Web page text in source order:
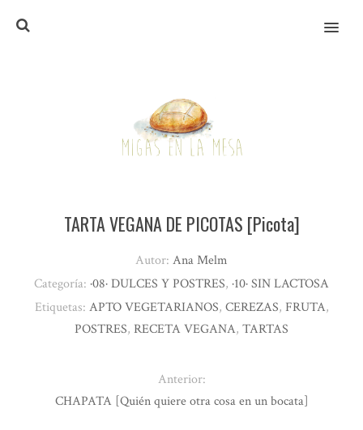
MENU
TARTA VEGANA DE PICOTAS [Picota]
Autor: Ana Melm
Categoría: ·08· DULCES Y POSTRES, ·10· SIN LACTOSA
Etiquetas: APTO VEGETARIANOS, CEREZAS, FRUTA,
POSTRES, RECETA VEGANA, TARTAS
Anterior:
CHAPATA [Quién quiere otra cosa en un bocata]